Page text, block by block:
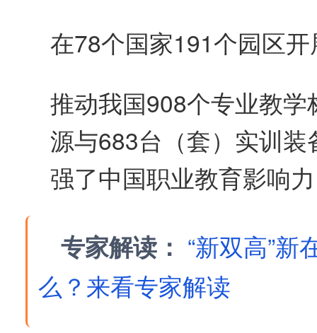
在78个国家191个园区
推动我国908个专业教
源与683台（套）实训
强了中国职业教育影响
专家解读： “新双高”新
么？来看专家解读